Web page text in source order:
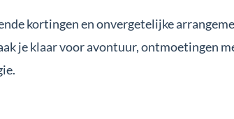
kortingen en onvergetelijke
je klaar voor avontuur, ontmoetingen